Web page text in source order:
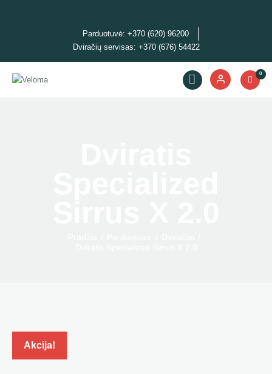
Parduotuvė: +370 (620) 96200
Dviračių servisas: +370 (676) 54422
0
Dviračiai
Akcija!